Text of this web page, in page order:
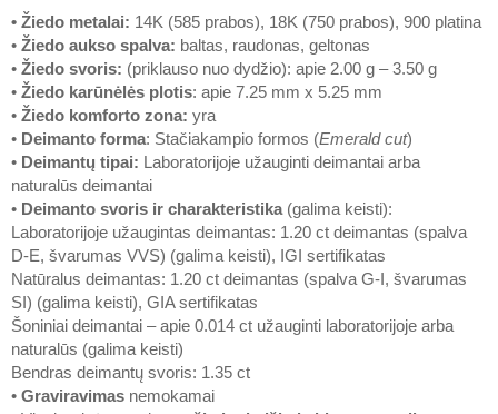
• Žiedo metalai: 14K (585 prabos), 18K (750 prabos), 900 platina
• Žiedo aukso spalva: baltas, raudonas, geltonas
• Žiedo svoris: (priklauso nuo dydžio): apie 2.00 g – 3.50 g
• Žiedo karūnėlės plotis: apie 7.25 mm x 5.25 mm
• Žiedo komforto zona: yra
• Deimanto forma: Stačiakampio formos (Emerald cut)
• Deimantų tipai: Laboratorijoje užauginti deimantai arba
naturalūs deimantai
• Deimanto svoris ir charakteristika (galima keisti):
Laboratorijoje užaugintas deimantas: 1.20 ct deimantas (spalva
D-E, švarumas VVS) (galima keisti), IGI sertifikatas
Natūralus deimantas: 1.20 ct deimantas (spalva G-I, švarumas
SI) (galima keisti), GIA sertifikatas
Šoniniai deimantai – apie 0.014 ct užauginti laboratorijoje arba
naturalūs (galima keisti)
Bendras deimantų svoris: 1.35 ct
• Graviravimas nemokamai